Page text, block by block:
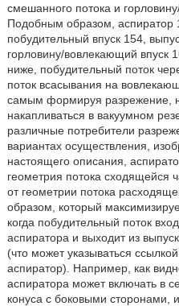
смешанного потока и
Подобным образом, аспиратор
побудительный впуск 154,
горловину/вовлекающий впуск
ниже, побудительный поток
поток всасывания на
самым формируя разрежение,
накапливаться в вакуумном
различные потребители
вариантах осуществления,
настоящего описания,
геометрия потока сходящейся
от геометрии потока
образом, который
когда побудительный поток
аспиратора и выходит из
(что может указываться
аспиратор). Например, как
аспиратора может включать в
конуса с боковыми